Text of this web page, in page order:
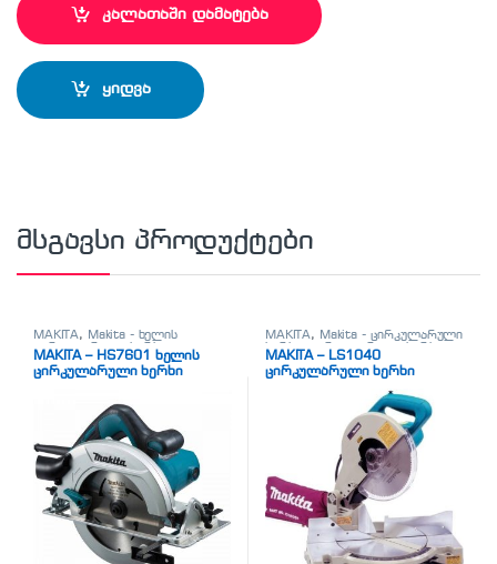
კალათაში დამატება
ყიდვა
მსგავსი პროდუქტები
MAKITA, Makita - ხელის
ცირკულარული ხერხი
სხვადასხვა
MAKITA – HS7601 ხელის
ცირკულარული ხერხი
MAKITA, Makita - ცირკულარული
ხერხი,ცირკულარული ხერხი
MAKITA – LS1040
ცირკულარული ხერხი